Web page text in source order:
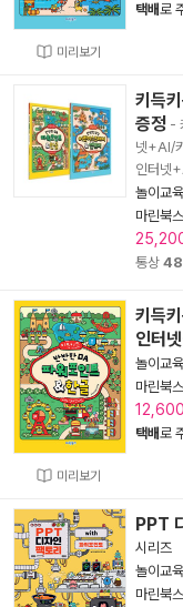
미리보기
택배로
키득
증정 -
넷+AI/
인터넷
놀이교
마린북스
통상 48
미리보기
키득
인터
놀이교
마린북스
12,600
택배로
PPT
시리즈
놀이교
마린북스